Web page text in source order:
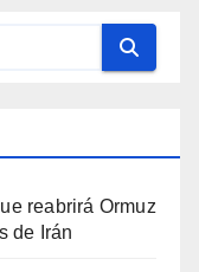
reabrirá Ormuz
de Irán